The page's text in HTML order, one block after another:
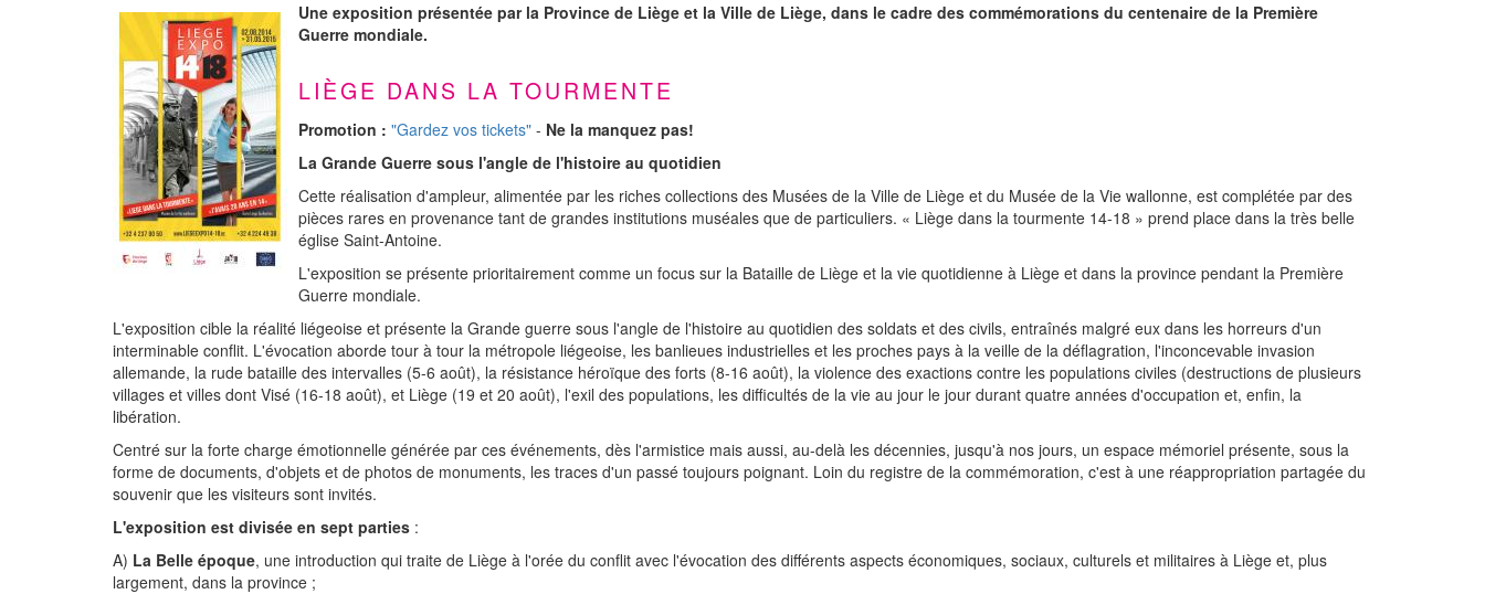
Une exposition présentée par la Province de Liège et la Ville de Liège, dans le cadre des commémorations du centenaire de la Première
Guerre mondiale.
LIÈGE DANS LA TOURMENTE
Promotion : "Gardez vos tickets" - Ne la manquez pas!
La Grande Guerre sous l'angle de l'histoire au quotidien
Cette réalisation d'ampleur, alimentée par les riches collections des Musées de la Ville de Liège et du Musée de la Vie wallonne, est complétée par des
pièces rares en provenance tant de grandes institutions muséales que de particuliers. « Liège dans la tourmente 14-18 » prend place dans la très belle
église Saint-Antoine.
L'exposition se présente prioritairement comme un focus sur la Bataille de Liège et la vie quotidienne à Liège et dans la province pendant la Première
Guerre mondiale.
L'exposition cible la réalité liégeoise et présente la Grande guerre sous l'angle de l'histoire au quotidien des soldats et des civils, entraînés malgré eux dans les horreurs d'un
interminable conflit. L'évocation aborde tour à tour la métropole liégeoise, les banlieues industrielles et les proches pays à la veille de la déflagration, l'inconcevable invasion
allemande, la rude bataille des intervalles (5-6 août), la résistance héroïque des forts (8-16 août), la violence des exactions contre les populations civiles (destructions de plusieurs
villages et villes dont Visé (16-18 août), et Liège (19 et 20 août), l'exil des populations, les difficultés de la vie au jour le jour durant quatre années d'occupation et, enfin, la
libération.
Centré sur la forte charge émotionnelle générée par ces événements, dès l'armistice mais aussi, au-delà les décennies, jusqu'à nos jours, un espace mémoriel présente, sous la
forme de documents, d'objets et de photos de monuments, les traces d'un passé toujours poignant. Loin du registre de la commémoration, c'est à une réappropriation partagée du
souvenir que les visiteurs sont invités.
L'exposition est divisée en sept parties :
A) La Belle époque, une introduction qui traite de Liège à l'orée du conflit avec l'évocation des différents aspects économiques, sociaux, culturels et militaires à Liège et, plus
largement, dans la province ;